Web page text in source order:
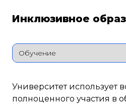
Инклюзивное
Университет использует
полноценного участия в